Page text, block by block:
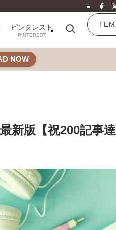
ピンタレスト
PINTEREST
NOW
版【祝200記事達